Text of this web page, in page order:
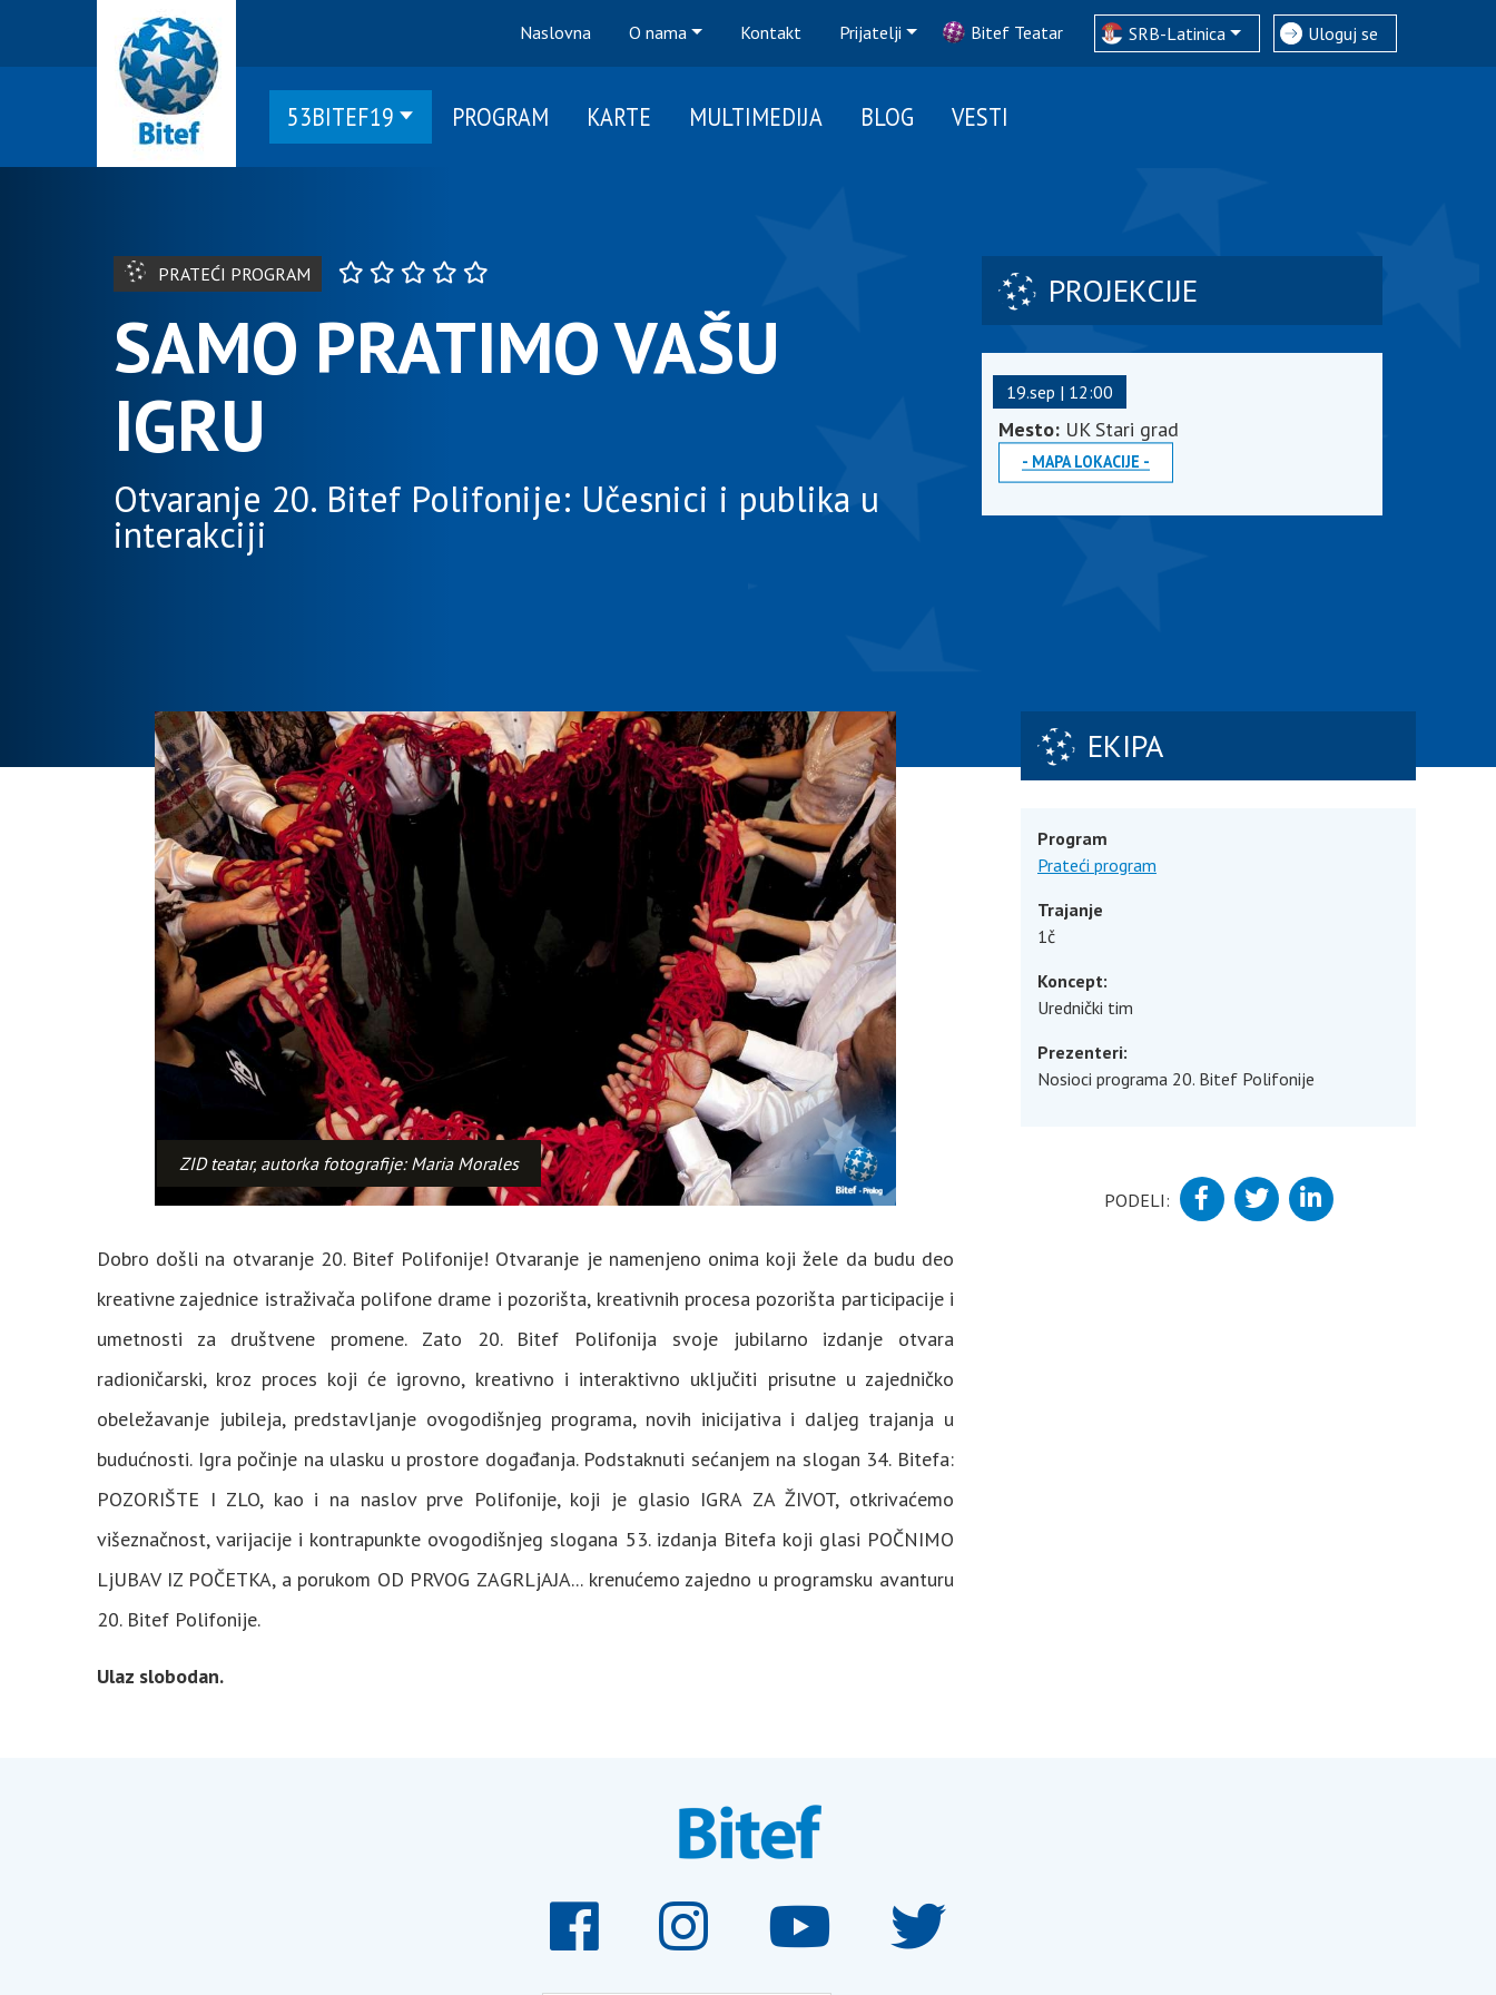
Naslovna O nama Kontakt Prijatelji Bitef Teatar SRB-Latinica Uloguj se
53BITEF19 PROGRAM KARTE MULTIMEDIJA BLOG VESTI
PRATEĆI PROGRAM
SAMO PRATIMO VAŠU
IGRU
Otvaranje 20. Bitef Polifonije: Učesnici i publika u
interakciji
PROJEKCIJE
19.sep | 12:00
Mesto: UK Stari grad
MAPA LOKACIJE
ZID teatar, autorka fotografije: Maria Morales
Dobro došli na otvaranje 20. Bitef Polifonije! Otvaranje je namenjeno onima koji žele da budu deo
kreativne zajednice istraživača polifone drame i pozorišta, kreativnih procesa pozorišta participacije i
umetnosti za društvene promene. Zato 20. Bitef Polifonija svoje jubilarno izdanje otvara
radioničarski, kroz proces koji će igrovno, kreativno i interaktivno uključiti prisutne u zajedničko
obeležavanje jubileja, predstavljanje ovogodišnjeg programa, novih inicijativa i daljeg trajanja u
budućnosti. Igra počinje na ulasku u prostore događanja. Podstaknuti sećanjem na slogan 34. Bitefa:
POZORIŠTE I ZLO, kao i na naslov prve Polifonije, koji je glasio IGRA ZA ŽIVOT, otkrivaćemo
višeznačnost, varijacije i kontrapunkte ovogodišnjeg slogana 53. izdanja Bitefa koji glasi POČNIMO
LjUBAV IZ POČETKA, a porukom OD PRVOG ZAGRLjAJA... krenućemo zajedno u programsku avanturu
20. Bitef Polifonije.
Ulaz slobodan.
EKIPA
Program
Prateći program
Trajanje
1č
Koncept:
Urednički tim
Prezenteri:
Nosioci programa 20. Bitef Polifonije
PODELI: